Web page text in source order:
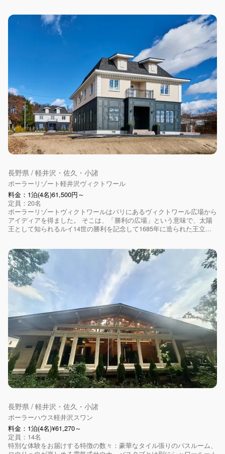
長野県 / 軽井沢・佐久・小諸
ポーラーリゾート軽井沢ヴィクトワール
料金：1泊(4名)61,500円～
定員：20名
ポーラーリゾートヴィクトワールはパリにあるヴィクトワール広場から
アイディアを得ました。 そこは、「勝利の広場」という意味で、太陽
王として知られるルイ14世の勝利を記念して1685年に造られた王立...
長野県 / 軽井沢・佐久・小諸
ポーラーハウス軽井沢スワン
料金：1泊(4名)¥61,270～
定員：14名
特別な体験をお届けする特徴の数々：豪華なタイル張りのバスルーム、